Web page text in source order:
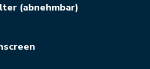
(abnehmbar)